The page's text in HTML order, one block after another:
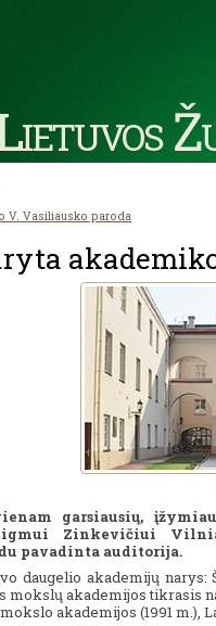
V. Vasiliausko paroda
garsiausių,
Zinkevičiui
pavadinta auditorija.
daugelio akademijų
mokslų akademijos tikrasis
akademijos (1991 m.),